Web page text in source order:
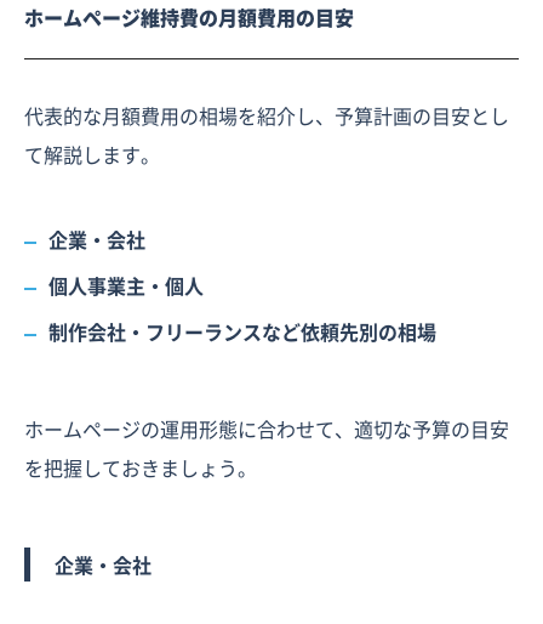
ホームページ維持費の月額費用の目安
代表的な月額費用の相場を紹介し、予算計画の目安とし
て解説します。
企業・会社
個人事業主・個人
制作会社・フリーランスなど依頼先別の相場
ホームページの運用形態に合わせて、適切な予算の目安
を把握しておきましょう。
企業・会社